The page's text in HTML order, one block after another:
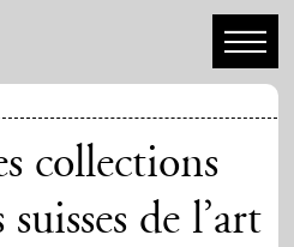
collections
de l’art